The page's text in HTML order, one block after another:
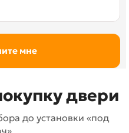
двери
до установки «под